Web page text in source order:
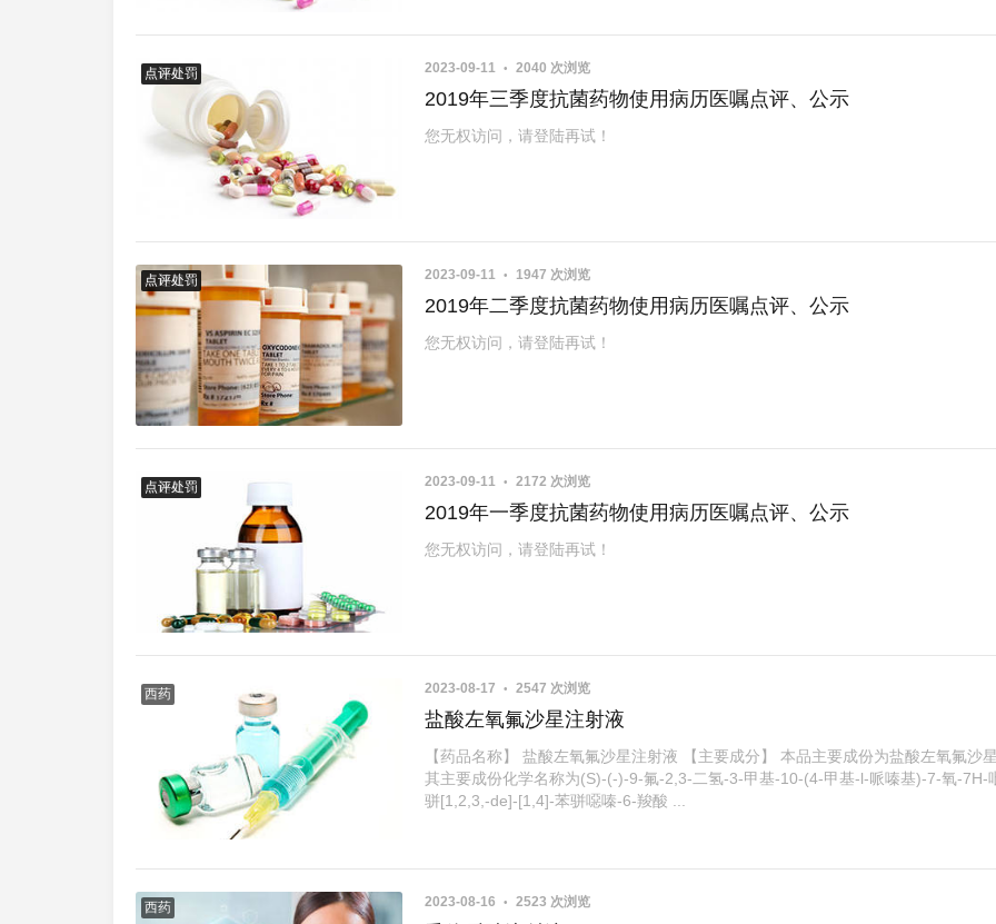
卓越服务
点评处罚 2023-09-11 2040 次浏览
2019年三季度抗菌药物使用病历医嘱点评、公示
您无权访问，请登陆再试！
卓越服务
点评处罚 2023-09-11 1947 次浏览
2019年二季度抗菌药物使用病历医嘱点评、公示
您无权访问，请登陆再试！
卓越服务
点评处罚 2023-09-11 2172 次浏览
2019年一季度抗菌药物使用病历医嘱点评、公示
您无权访问，请登陆再试！
西药 2023-08-17 2547 次浏览
盐酸左氧氟沙星注射液
【药品名称】 盐酸左氧氟沙星注射液 【主要成分】 本品主要成份为盐酸左氧氟沙星
其主要成份化学名称为(S)-(-)-9-氟-2,3-二氢-3-甲基-10-(4-甲基-l-哌嗪基)-7-氧-7H-
骈[1,2,3,-de]-[1,4]-苯骈噁嗪-6-羧酸 ...
西药 2023-08-16 2523 次浏览